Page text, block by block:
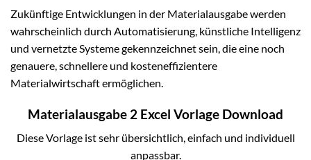
Zukünftige Entwicklungen in der Materialausgabe werden
wahrscheinlich durch Automatisierung, künstliche Intelligenz
und vernetzte Systeme gekennzeichnet sein, die eine noch
genauere, schnellere und kosteneffizientere
Materialwirtschaft ermöglichen.
Materialausgabe 2 Excel Vorlage Download
Diese Vorlage ist sehr übersichtlich, einfach und individuell
anpassbar.